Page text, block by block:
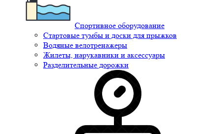
Спортивное оборудование
Стартовые тумбы и доски для прыжков
Водяные велотренажеры
Жилеты, нарукавники и аксессуары
Разделительные дорожки